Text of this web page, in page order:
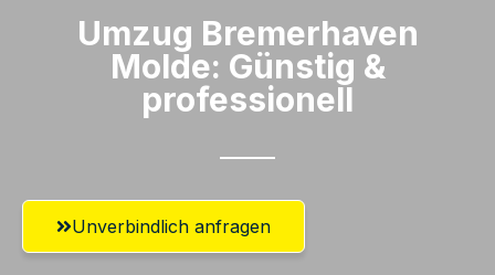
Umzug Bremerhaven​
Molde: Günstig &
professionell​
Unverbindlich anfragen